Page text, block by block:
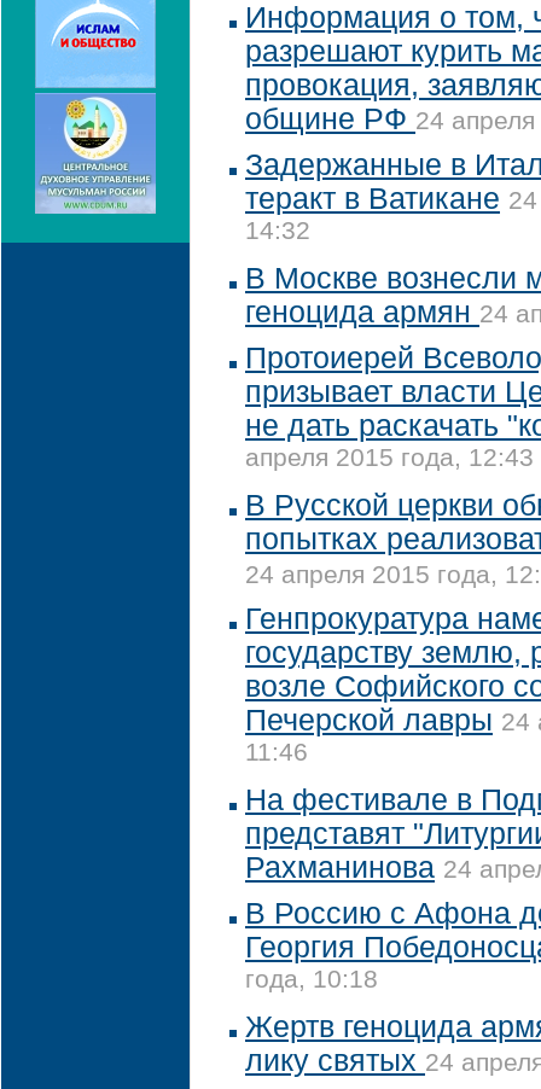
Информация о том,
разрешают курить
провокация,
общине РФ 24
Задержанные в
теракт в Ватикане
14:32
В Москве вознесли
геноцида армян 24
Протоиерей
призывает власти
не дать раскачать
апреля 2015 года, 12:43
В Русской церкви
попытках
24 апреля 2015 года,
Генпрокуратура
государству
возле Софийского
Печерской лавры 24
11:46
На фестивале в
представят
Рахманинова 24
В Россию с Афона
Георгия
года, 10:18
Жертв геноцида
лику святых 24